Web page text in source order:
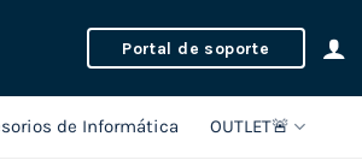
Portal de soporte
de Informática OUTLET🚨